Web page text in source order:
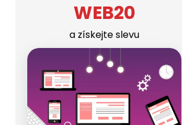
WEB20
a získejte slevu